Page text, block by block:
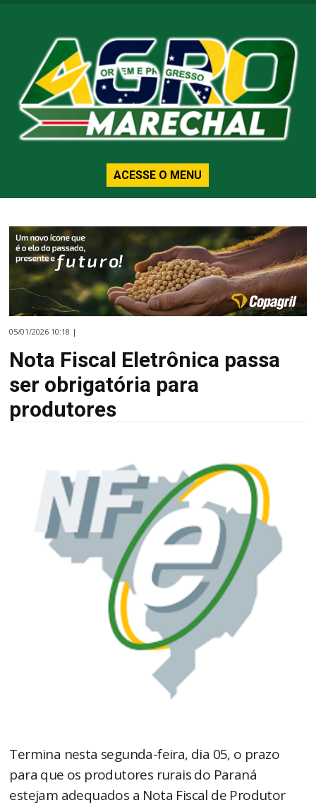
ACESSE O MENU
05/01/2026 10:18 |
Nota Fiscal Eletrônica passa
ser obrigatória para
produtores
Termina nesta segunda-feira, dia 05, o prazo
para que os produtores rurais do Paraná
estejam adequados a Nota Fiscal de Produtor